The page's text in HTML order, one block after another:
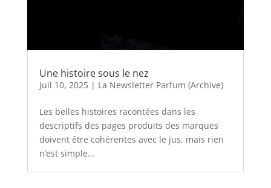
Une histoire sous le nez
Juil 10, 2025| La Newsletter Parfum (Archive)
Les belles histoires racontées dans les
descriptifs des pages produits des marques
doivent être cohérentes avec le jus, mais rien
n’est simple…